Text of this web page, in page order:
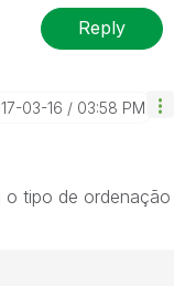
Reply
03-16 03:58 PM
tipo de ordenação